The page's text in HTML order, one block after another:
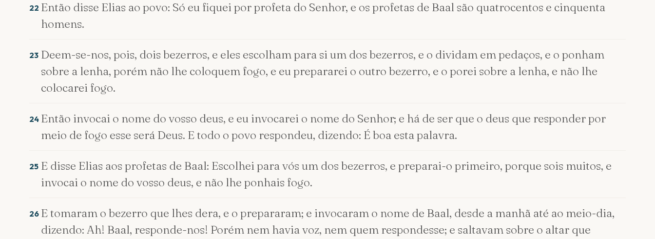
22 Então disse Elias ao povo: Só eu fiquei por profeta do Senhor, e os profetas de Baal são quatrocentos e cinquenta
homens.
23 Deem-se-nos, pois, dois bezerros, e eles escolham para si um dos bezerros, e o dividam em pedaços, e o ponham
sobre a lenha, porém não lhe coloquem fogo, e eu prepararei o outro bezerro, e o porei sobre a lenha, e não lhe
colocarei fogo.
24 Então invocai o nome do vosso deus, e eu invocarei o nome do Senhor; e há de ser que o deus que responder por
meio de fogo esse será Deus. E todo o povo respondeu, dizendo: É boa esta palavra.
25 E disse Elias aos profetas de Baal: Escolhei para vós um dos bezerros, e preparai-o primeiro, porque sois muitos, e
invocai o nome do vosso deus, e não lhe ponhais fogo.
26 E tomaram o bezerro que lhes dera, e o prepararam; e invocaram o nome de Baal, desde a manhã até ao meio-dia,
dizendo: Ah! Baal, responde-nos! Porém nem havia voz, nem quem respondesse; e saltavam sobre o altar que